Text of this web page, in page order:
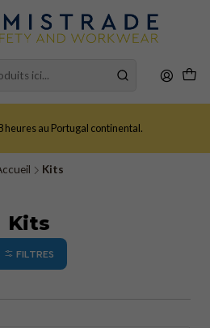
heures au Portugal continental.
Kits
Kits
FILTRES